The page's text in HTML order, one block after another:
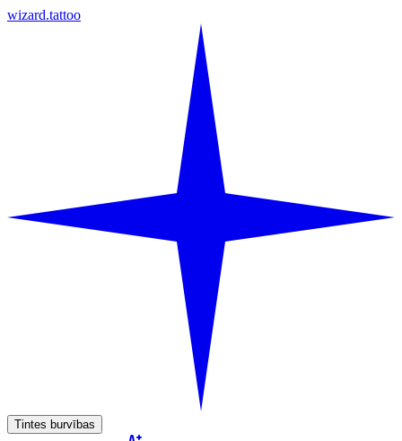
wizard.tattoo
Tintes burvības